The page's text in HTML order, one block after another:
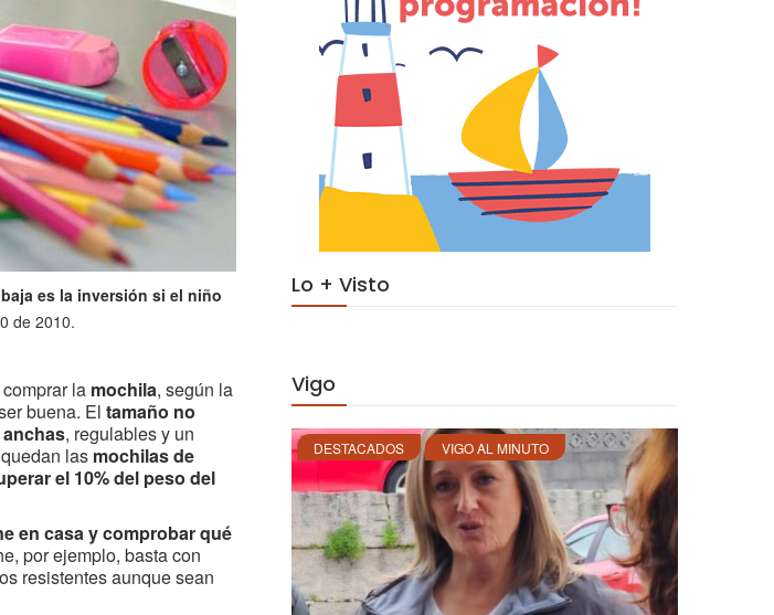
baja es la inversión si el niño
de 2010.
la mochila, según la
buena. El tamaño no
, regulables y un
las mochilas de
el 10% del peso del
en casa y comprobar qué
por ejemplo, basta con
resistentes aunque sean
Lo + Visto
Vigo
DESTACADOS VIGO AL MINUTO